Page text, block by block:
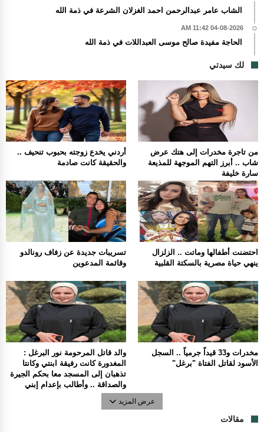
الشاب عامر عبدالرحمن احمد الغزلان الشرعة في ذمة الله
04-08-2026 11:42 AM
الحاجة مفيدة صالح موسى العبداللات في ذمة الله
لك سيدتي
أردني يخدع زوجته بحبوب تنحيف ..
والحقيقة كانت صادمة
من تاجرة مخدرات إلى هتك عرض
شاب .. أبرز التهم الموجهة للمذيعة
سارة خليفة
تسريبات جديدة عن زفاف رونالدو
وقائمة المدعوين
احتضنت أطفالها وماتت .. الزلزال
ينهي حياة مصرية بالسكتة القلبية
والد قاتل المرحومة نور البرغل :
المغدورة كانت رفيقة ابنتي وكانتا
تذهبان إلى المسجد معا بحكم الجيرة
والصداقة .. وأطالب بإعدام إبني
مخدرات و33 قيداً جرمياً .. السجل
الأسود لقاتل الفتاة "برغل"
عرض المزيد
مقالات